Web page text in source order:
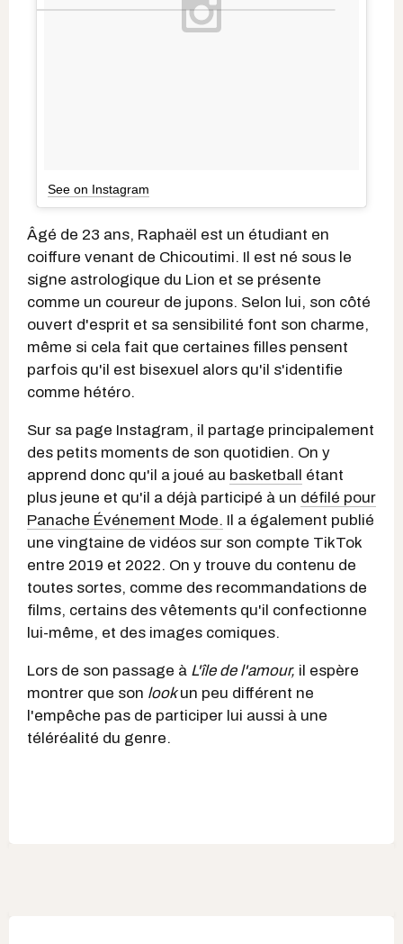
See on Instagram
Âgé de 23 ans, Raphaël est un étudiant en
coiffure venant de Chicoutimi. Il est né sous le
signe astrologique du Lion et se présente
comme un coureur de jupons. Selon lui, son côté
ouvert d'esprit et sa sensibilité font son charme,
même si cela fait que certaines filles pensent
parfois qu'il est bisexuel alors qu'il s'identifie
comme hétéro.
Sur sa page Instagram, il partage principalement
des petits moments de son quotidien. On y
apprend donc qu'il a joué au basketball étant
plus jeune et qu'il a déjà participé à un défilé pour
Panache Événement Mode. Il a également publié
une vingtaine de vidéos sur son compte TikTok
entre 2019 et 2022. On y trouve du contenu de
toutes sortes, comme des recommandations de
films, certains des vêtements qu'il confectionne
lui-même, et des images comiques.
Lors de son passage à L'île de l'amour, il espère
montrer que son lookun peu différent ne
l'empêche pas de participer lui aussi à une
téléréalité du genre.